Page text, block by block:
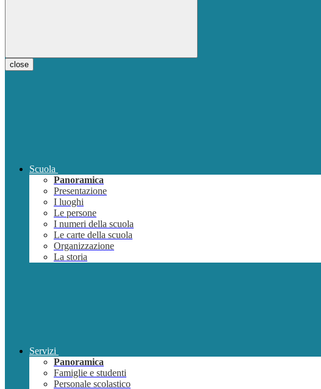
close
Scuola
Panoramica
Presentazione
I luoghi
Le persone
I numeri della scuola
Le carte della scuola
Organizzazione
La storia
Servizi
Panoramica
Famiglie e studenti
Personale scolastico